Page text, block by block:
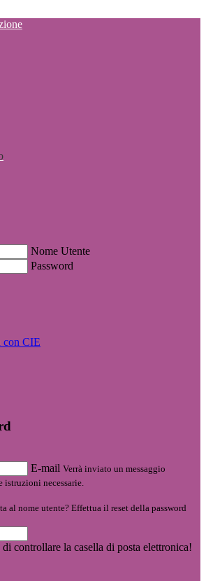
Nome Utente
Password
con CIE
E-mail Verrà inviato un messaggio
necessarie.
al nome utente? Effettua il reset della password
controllare la casella di posta elettronica!